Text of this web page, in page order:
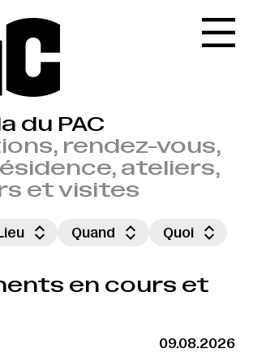
du PAC
rendez-vous,
ateliers,
et visites
Quand
Quoi
en cours et
09.08.2026